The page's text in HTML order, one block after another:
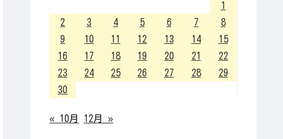
1
2
3 4 5 6 7
8
9
10 11 12 13 14
15
16
17 18 19 20 21
22
23
24 25 26 27 28
29
30
« 10月 12月 »